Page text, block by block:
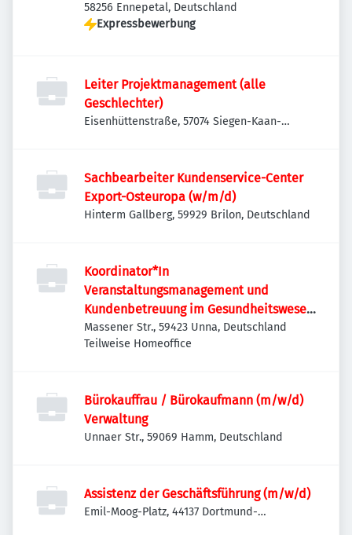
58256 Ennepetal, Deutschland
Expressbewerbung
Leiter Projektmanagement (alle
Geschlechter)
Eisenhüttenstraße, 57074 Siegen-Kaan-
Sachbearbeiter Kundenservice-Center
Export-Osteuropa (w/m/d)
Hinterm Gallberg, 59929 Brilon, Deutschland
Koordinator*In
Veranstaltungsmanagement und
Kundenbetreuung im Gesundheitswesen
(m/w/d)
Massener Str., 59423 Unna, Deutschland
Teilweise Homeoffice
Bürokauffrau / Bürokaufmann (m/w/d)
Verwaltung
Unnaer Str., 59069 Hamm, Deutschland
Assistenz der Geschäftsführung (m/w/d)
Emil-Moog-Platz, 44137 Dortmund-